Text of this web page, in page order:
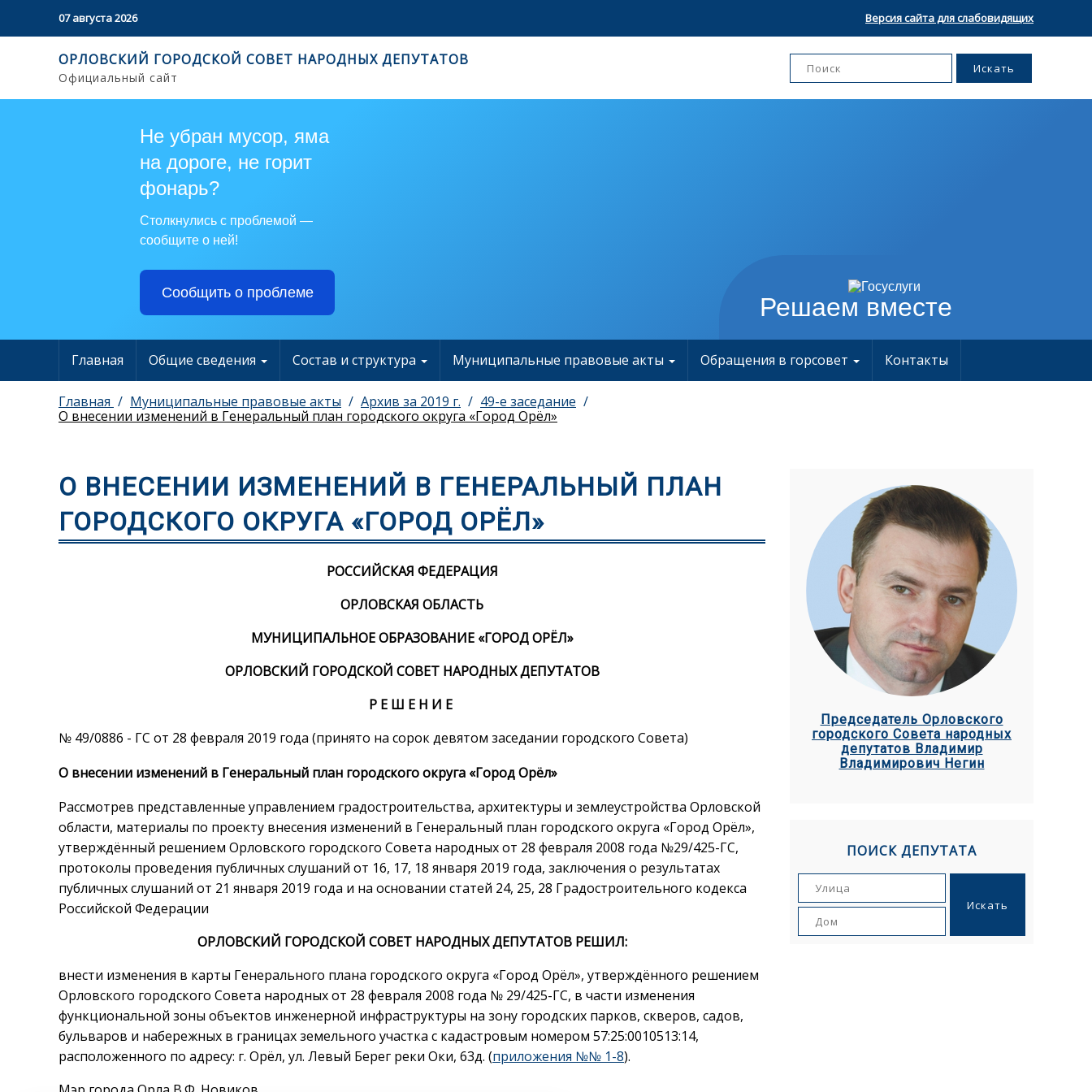
07 августа 2026 Версия сайта для слабовидящих
ОРЛОВСКИЙ ГОРОДСКОЙ СОВЕТ НАРОДНЫХ ДЕПУТАТОВ
Официальный сайт
Решаем вместе
Не убран мусор, яма
на дороге, не горит
фонарь?
Столкнулись с проблемой —
сообщите о ней!
Сообщить о проблеме
Главная Общие сведения Состав и структура Муниципальные правовые акты Обращения в горсовет Контакты
Главная Муниципальные правовые акты Архив за 2019 г.
49-е заседание
О внесении изменений в Генеральный план городского округа «Город Орёл»
О ВНЕСЕНИИ ИЗМЕНЕНИЙ В ГЕНЕРАЛЬНЫЙ ПЛАН
ГОРОДСКОГО ОКРУГА «ГОРОД ОРЁЛ»
РОССИЙСКАЯ ФЕДЕРАЦИЯ
ОРЛОВСКАЯ ОБЛАСТЬ
МУНИЦИПАЛЬНОЕ ОБРАЗОВАНИЕ «ГОРОД ОРЁЛ»
ОРЛОВСКИЙ ГОРОДСКОЙ СОВЕТ НАРОДНЫХ ДЕПУТАТОВ
Р Е Ш Е Н И Е
№ 49/0886 - ГС от 28 февраля 2019 года (принято на сорок девятом заседании городского Совета)
О внесении изменений в Генеральный план городского округа «Город Орёл»
Рассмотрев представленные управлением градостроительства, архитектуры и землеустройства Орловской
области, материалы по проекту внесения изменений в Генеральный план городского округа «Город Орёл»,
утверждённый решением Орловского городского Совета народных от 28 февраля 2008 года №29/425-ГС,
протоколы проведения публичных слушаний от 16, 17, 18 января 2019 года, заключения о результатах
публичных слушаний от 21 января 2019 года и на основании статей 24, 25, 28 Градостроительного кодекса
Российской Федерации
ОРЛОВСКИЙ ГОРОДСКОЙ СОВЕТ НАРОДНЫХ ДЕПУТАТОВ РЕШИЛ:
внести изменения в карты Генерального плана городского округа «Город Орёл», утверждённого решением
Орловского городского Совета народных от 28 февраля 2008 года № 29/425-ГС, в части изменения
функциональной зоны объектов инженерной инфраструктуры на зону городских парков, скверов, садов,
бульваров и набережных в границах земельного участка с кадастровым номером 57:25:0010513:14,
расположенного по адресу: г. Орёл, ул. Левый Берег реки Оки, 63д. (приложения №№ 1-8).
Председатель Орловского
городского Совета народных
депутатов Владимир
Владимирович Негин
ПОИСК ДЕПУТАТА